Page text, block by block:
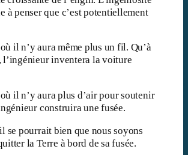
à penser que c’est potentiellement
il n’y aura même plus un fil. Qu’à
l’ingénieur inventera la voiture
il n’y aura plus d’air pour soutenir
construira une fusée.
se pourrait bien que nous soyons
la Terre à bord de sa fusée.